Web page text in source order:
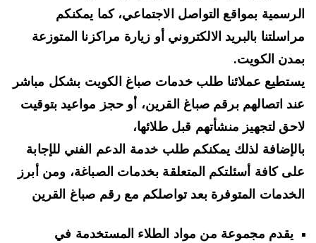
بمواقع التواصل الاجتماعي، كما يمكنكم
بالبريد الالكتروني أو زيارة مراكزنا المتوزعة
الكويت.
عملائنا طلب خدمات صباغ الكويت بشكل مباشر
اتصالهم برقم صباغ القرين، أو حجز مواعيد بتوقيت
لتجهيز منشأتهم قبل طلائها،
لذلك يمكنكم طلب خدمة الدعم الفني للإجابة
كافة أسئلتكم المتعلقة بخدمات الصباغة، ومن أبرز
المتوفرة بعد تواصلكم مع رقم صباغ القرين
يقدم مجموعة من مواد الطلاء المستخدمة في